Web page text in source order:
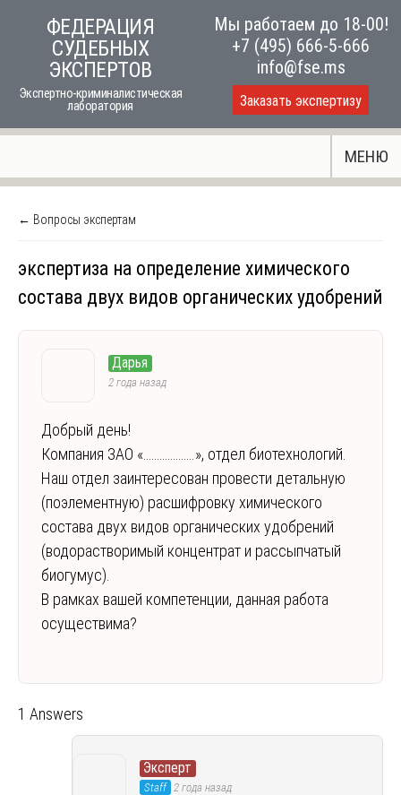
ФЕДЕРАЦИЯ
СУДЕБНЫХ
ЭКСПЕРТОВ
Экспертно-криминалистическая
лаборатория
Мы работаем до 18-00!
+7 (495) 666-5-666
info@fse.ms
Заказать экспертизу
МЕНЮ
← Вопросы экспертам
экспертиза на определение химического
состава двух видов органических удобрений
Дарья
2 года назад
Добрый день!
Компания ЗАО «……………….», отдел биотехнологий.
Наш отдел заинтересован провести детальную
(поэлементную) расшифровку химического
состава двух видов органических удобрений
(водорастворимый концентрат и рассыпчатый
биогумус).
В рамках вашей компетенции, данная работа
осуществима?
1 Answers
Эксперт
Staff 2 года назад